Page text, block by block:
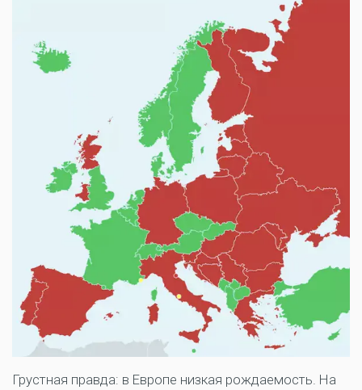
Грустная правда: в Европе низкая рождаемость. На